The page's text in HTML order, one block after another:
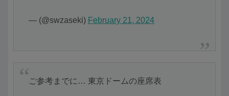
— (@swzaseki) February 21, 2024
ご参考までに… 東京ドームの座席表